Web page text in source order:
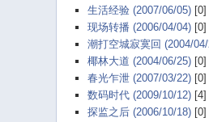
生活经验 (2007/06/05)[0]
现场转播 (2006/04/04)[0]
潮打空城寂寞回 (2004/
椰林大道 (2004/06/25)[0]
春光乍泄 (2007/03/22)[0]
数码时代 (2009/10/12)[4]
探监之后 (2006/10/18)[0]